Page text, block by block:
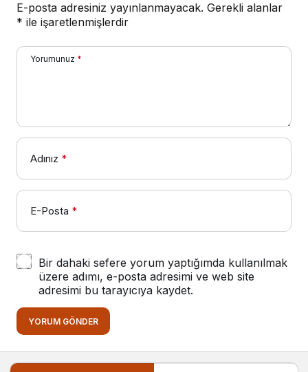
E-posta adresiniz yayınlanmayacak. Gerekli alanlar
* ile işaretlenmişlerdir
Yorumunuz *
Adınız *
E-Posta *
Bir dahaki sefere yorum yaptığımda kullanılmak
üzere adımı, e-posta adresimi ve web site
adresimi bu tarayıcıya kaydet.
YORUM GÖNDER